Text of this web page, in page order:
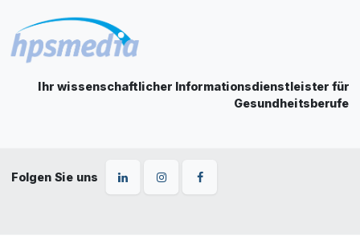
Ihr wissenschaftlicher Informationsdienstleister für
Gesundheitsberufe
Folgen Sie uns